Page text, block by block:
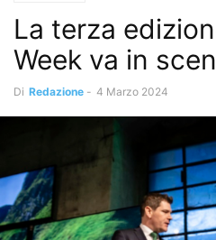
La terza
Week va in
Di Redazione - 4 Marzo 2024